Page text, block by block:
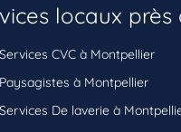
locaux près
Services CVC à Montpellier
Paysagistes à Montpellier
Services De laverie à